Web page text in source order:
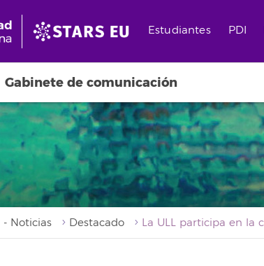
Estudiantes PDI
Gabinete de comunicación
- Noticias Destacado